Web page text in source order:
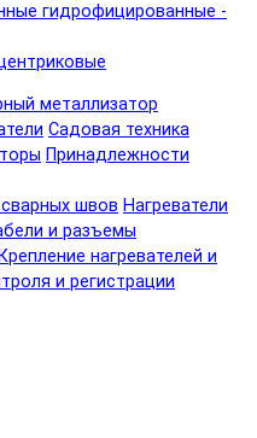
гидрофицированные -
металлизатор
Садовая техника
Принадлежности
швов Нагреватели
и разъемы
Крепление нагревателей и
и регистрации